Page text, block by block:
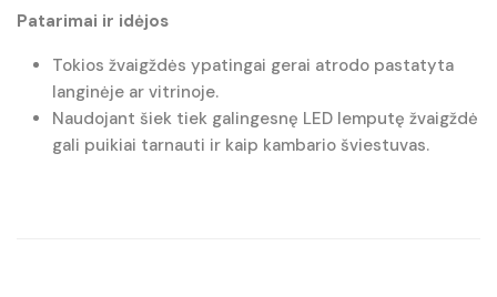
Patarimai ir idėjos
Tokios žvaigždės ypatingai gerai atrodo pastatyta
langinėje ar vitrinoje.
Naudojant šiek tiek galingesnę LED lemputę žvaigždė
gali puikiai tarnauti ir kaip kambario šviestuvas.